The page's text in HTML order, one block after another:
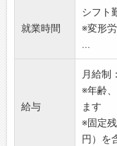
ままス
【社宅
・住宅
【採用
はじめ
Peaks
この度
就業時間
シフト
※変形
...
給与
月給
※年齢
ます
※固定
円）を